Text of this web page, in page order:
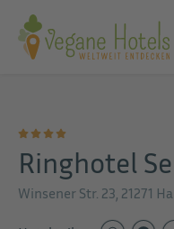
Ringhotel
Winsener Str. 23, 21271